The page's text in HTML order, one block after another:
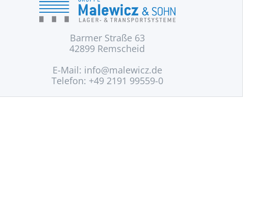
Barmer Straße 63
42899 Remscheid
E-Mail: info@malewicz.de
Telefon: +49 2191 99559-0